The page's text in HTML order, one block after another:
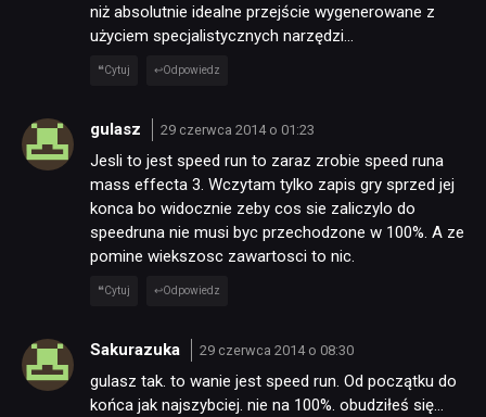
niż absolutnie idealne przejście wygenerowane z
użyciem specjalistycznych narzędzi…
Cytuj Odpowiedz
gulasz 29 czerwca 2014 o 01:23
Jesli to jest speed run to zaraz zrobie speed runa
mass effecta 3. Wczytam tylko zapis gry sprzed jej
konca bo widocznie zeby cos sie zaliczylo do
speedruna nie musi byc przechodzone w 100%. A ze
pomine wiekszosc zawartosci to nic.
Cytuj Odpowiedz
Sakurazuka 29 czerwca 2014 o 08:30
gulasz tak. to wanie jest speed run. Od początku do
końca jak najszybciej. nie na 100%. obudziłeś się…